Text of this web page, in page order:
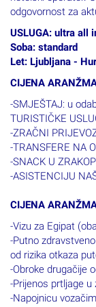
odgovornost za
USLUGA: ultra all
Soba: standard
Let: Ljubljana -
CIJENA
-SMJEŠTAJ: u
TURISTIČKE
-ZRAČNI
-TRANSFERE NA
-SNACK U
-ASISTENCIJU
CIJENA
-Vizu za Egipat
-Putno
od rizika otkaza
-Obroke drugačije
-Prijenos prtljage u
-Napojnicu